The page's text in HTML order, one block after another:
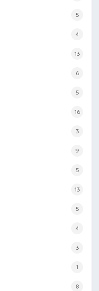
5
4
13
6
5
16
3
9
5
13
5
4
3
1
8